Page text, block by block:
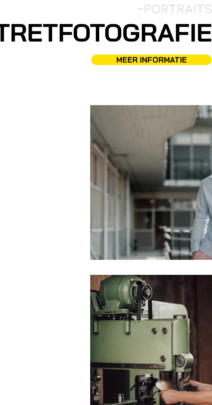
-portrAITS
MEER INFORMATIE